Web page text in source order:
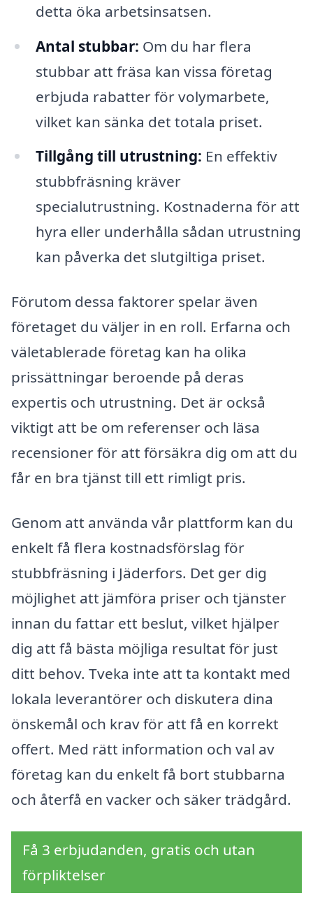
detta öka arbetsinsatsen.
Antal stubbar: Om du har flera
stubbar att fräsa kan vissa företag
erbjuda rabatter för volymarbete,
vilket kan sänka det totala priset.
Tillgång till utrustning: En effektiv
stubbfräsning kräver
specialutrustning. Kostnaderna för att
hyra eller underhålla sådan utrustning
kan påverka det slutgiltiga priset.
Förutom dessa faktorer spelar även
företaget du väljer in en roll. Erfarna och
väletablerade företag kan ha olika
prissättningar beroende på deras
expertis och utrustning. Det är också
viktigt att be om referenser och läsa
recensioner för att försäkra dig om att du
får en bra tjänst till ett rimligt pris.
Genom att använda vår plattform kan du
enkelt få flera kostnadsförslag för
stubbfräsning i Jäderfors. Det ger dig
möjlighet att jämföra priser och tjänster
innan du fattar ett beslut, vilket hjälper
dig att få bästa möjliga resultat för just
ditt behov. Tveka inte att ta kontakt med
lokala leverantörer och diskutera dina
önskemål och krav för att få en korrekt
offert. Med rätt information och val av
företag kan du enkelt få bort stubbarna
och återfå en vacker och säker trädgård.
Få 3 erbjudanden, gratis och utan
förpliktelser